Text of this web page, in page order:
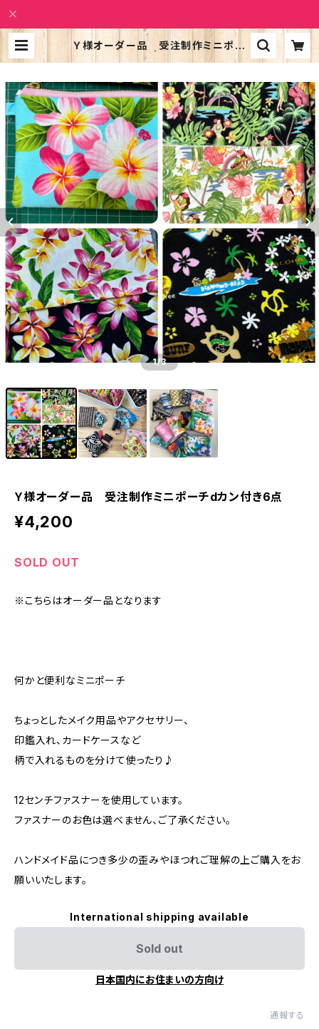
Ｙ様オーダー品 受注制作ミニポー
チdカン付き6点 | Alohatic Shop
1/3
Ｙ様オーダー品 受注制作ミニポーチdカン付き6点
¥4,200
SOLD OUT
※こちらはオーダー品となります
何かと便利なミニポーチ
ちょっとしたメイク用品やアクセサリー、
印鑑入れ、カードケースなど
柄で入れるものを分けて使ったり♪
12センチファスナーを使用しています。
ファスナーのお色は選べません、ご了承ください。
ハンドメイド品につき多少の歪みやほつれご理解の上ご購入をお
願いいたします。
International shipping available
Sold out
日本国内にお住まいの方向け
通報する